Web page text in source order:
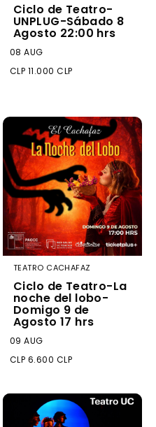
Ciclo de Teatro-
UNPLUG-Sábado 8
Agosto 22:00 hrs
08 AUG
CLP 11.000 CLP
TEATRO CACHAFAZ
Ciclo de Teatro-La
noche del lobo-
Domigo 9 de
Agosto 17 hrs
09 AUG
CLP 6.600 CLP